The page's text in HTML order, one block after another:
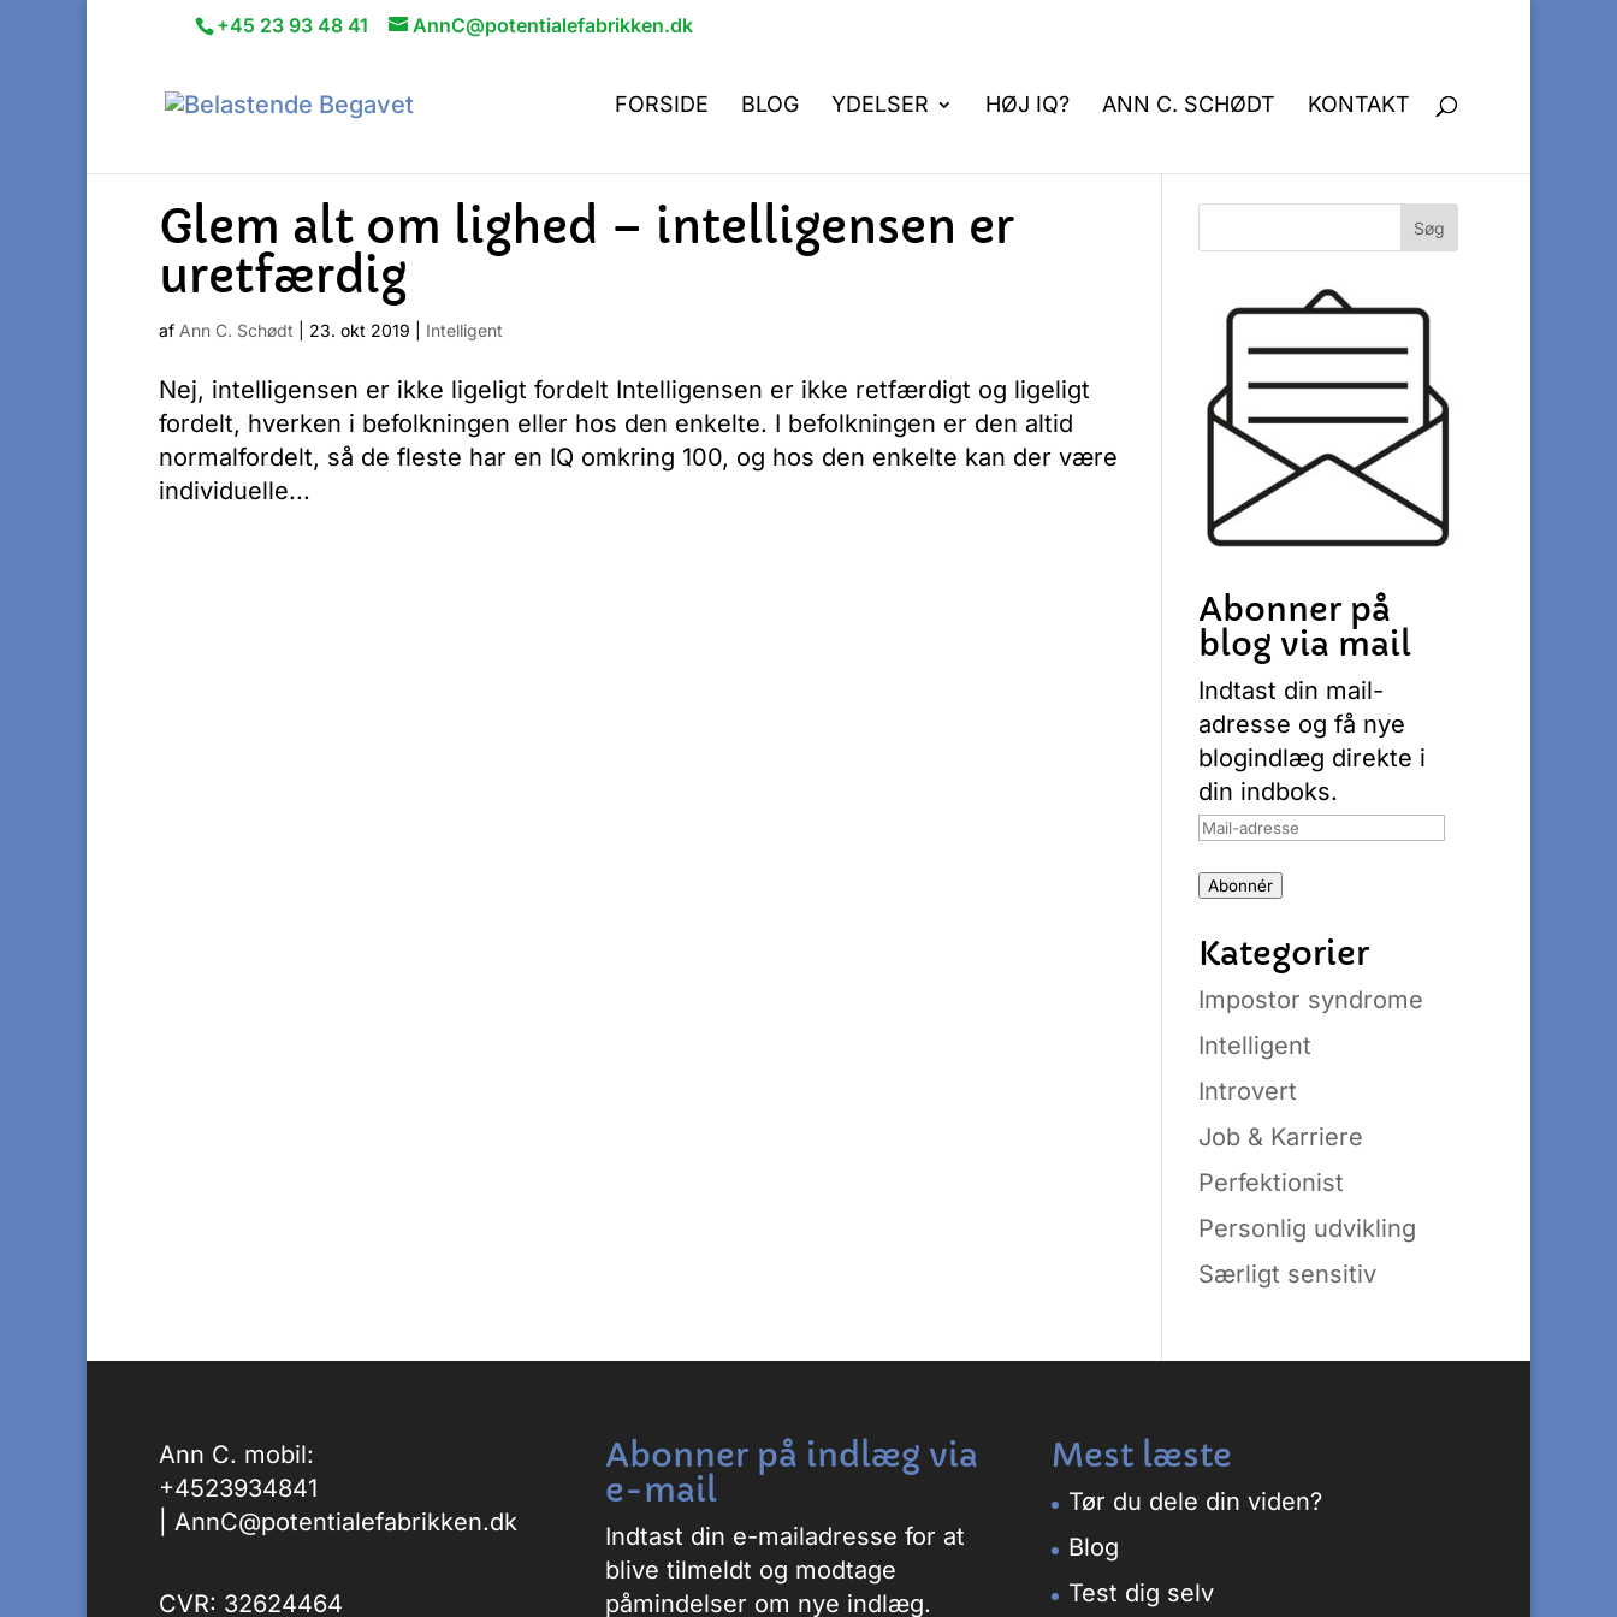
+45 23 93 48 41 AnnC@potentialefabrikken.dk
FORSIDE BLOG YDELSER HØJ IQ? ANN C. SCHØDT KONTAKT
Glem alt om lighed – intelligensen er
uretfærdig
af Ann C. Schødt 23. okt 2019 Intelligent
Nej, intelligensen er ikke ligeligt fordelt Intelligensen er ikke retfærdigt og ligeligt
fordelt, hverken i befolkningen eller hos den enkelte. I befolkningen er den altid
normalfordelt, så de fleste har en IQ omkring 100, og hos den enkelte kan der være
individuelle...
Abonner på
blog via mail
Indtast din mail-
adresse og få nye
blogindlæg direkte i
din indboks.
Mail-
Abonnér
Kategorier
Impostor syndrome
Intelligent
Introvert
Job & Karriere
Perfektionist
Personlig udvikling
Særligt sensitiv
Ann C. mobil:
+4523934841
AnnC@potentialefabrikken.dk
CVR: 32624464
Abonner på indlæg via
e-mail
Indtast din e-mailadresse for at
blive tilmeldt og modtage
påmindelser om nye indlæg.
Mest læste
Tør du dele din viden?
Blog
Test dig selv